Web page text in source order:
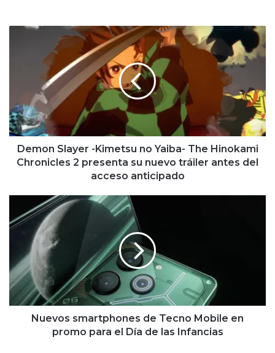
Demon
The
Hinokami
Chronicles
presenta
antes
del
acceso
anticipado
Demon Slayer -Kimetsu no Yaiba- The Hinokami
Chronicles 2 presenta su nuevo tráiler antes del
acceso anticipado
smartphones
de
Tecno
Mobile
en
promo
para
el
Nuevos smartphones de Tecno Mobile en
promo para el Día de las Infancias